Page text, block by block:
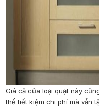
Giá cả của loại quạt này
thể tiết kiệm chi phí mà vẫn